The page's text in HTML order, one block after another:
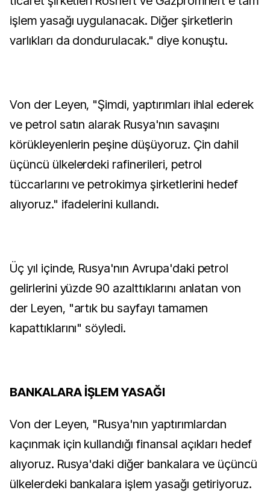
işlem yasağı uygulanacak. Diğer şirketlerin
varlıkları da dondurulacak." diye konuştu.
Von der Leyen, "Şimdi, yaptırımları ihlal ederek
ve petrol satın alarak Rusya'nın savaşını
körükleyenlerin peşine düşüyoruz. Çin dahil
üçüncü ülkelerdeki rafinerileri, petrol
tüccarlarını ve petrokimya şirketlerini hedef
alıyoruz." ifadelerini kullandı.
Üç yıl içinde, Rusya'nın Avrupa'daki petrol
gelirlerini yüzde 90 azalttıklarını anlatan von
der Leyen, "artık bu sayfayı tamamen
kapattıklarını" söyledi.
BANKALARA İŞLEM YASAĞI
Von der Leyen, "Rusya'nın yaptırımlardan
kaçınmak için kullandığı finansal açıkları hedef
alıyoruz. Rusya'daki diğer bankalara ve üçüncü
ülkelerdeki bankalara işlem yasağı getiriyoruz.